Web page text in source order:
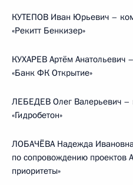
КУТЕПОВ Иван Юрьевич –
«Рекитт Бенкизер»
КУХАРЕВ Артём Анатольевич
«Банк ФК Открытие»
ЛЕБЕДЕВ Олег Валерьевич –
«Гидробетон»
ЛОБАЧЁВА Надежда
по сопровождению проектов
приоритеты»